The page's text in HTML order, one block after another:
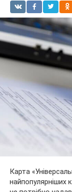
Карта
найпопулярніших